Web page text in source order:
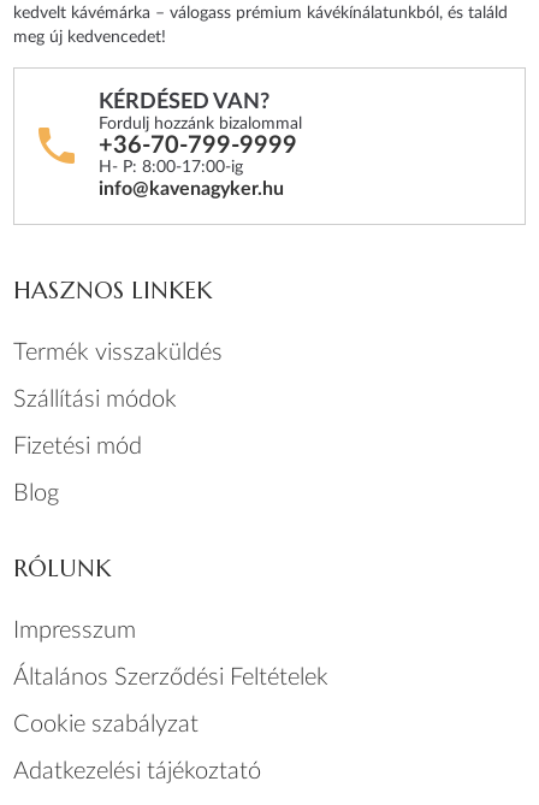
kedvelt kávémárka – válogass prémium kávékínálatunkból, és találd
meg új kedvencedet!
KÉRDÉSED VAN?
Fordulj hozzánk bizalommal
+36-70-799-9999
H- P: 8:00-17:00-ig
info@kavenagyker.hu
HASZNOS LINKEK
Termék visszaküldés
Szállítási módok
Fizetési mód
Blog
RÓLUNK
Impresszum
Általános Szerződési Feltételek
Cookie szabályzat
Adatkezelési tájékoztató